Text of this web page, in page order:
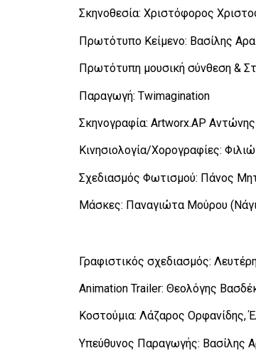
Σκηνοθεσία: Χριστόφορος
Πρωτότυπο Κείμενο: Βασίλης
Πρωτότυπη μουσική σύνθεση &
Παραγωγή: Twimagination
Σκηνογραφία: Artworx.AP
Κινησιολογία/Χορογραφίες:
Σχεδιασμός Φωτισμού: Πάνος
Μάσκες: Παναγιώτα Μούρου
Γραφιστικός σχεδιασμός:
Animation Trailer: Θεολόγης
Κοστούμια: Λάζαρος Ορφανίδης,
Υπεύθυνος Παραγωγής: Βασίλης